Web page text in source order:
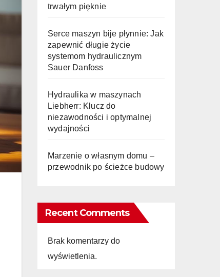
trwałym pięknie
Serce maszyn bije płynnie: Jak
zapewnić długie życie
systemom hydraulicznym
Sauer Danfoss
Hydraulika w maszynach
Liebherr: Klucz do
niezawodności i optymalnej
wydajności
Marzenie o własnym domu –
przewodnik po ścieżce budowy
Recent Comments
Brak komentarzy do
wyświetlenia.